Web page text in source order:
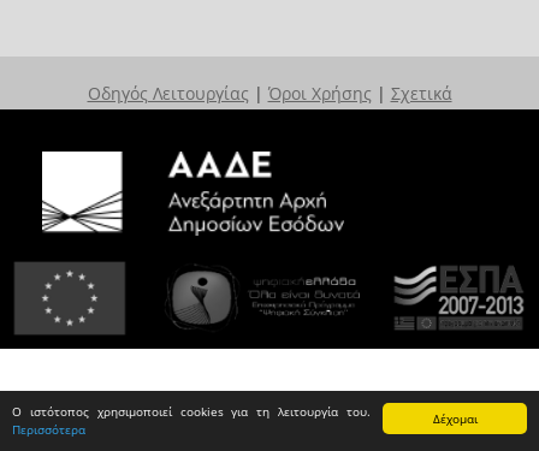
Δέχομαι
Ο ιστότοπος χρησιμοποιεί cookies για τη λειτουργία του.
Περισσότερα
Οδηγός Λειτουργίας | Όροι Χρήσης | Σχετικά